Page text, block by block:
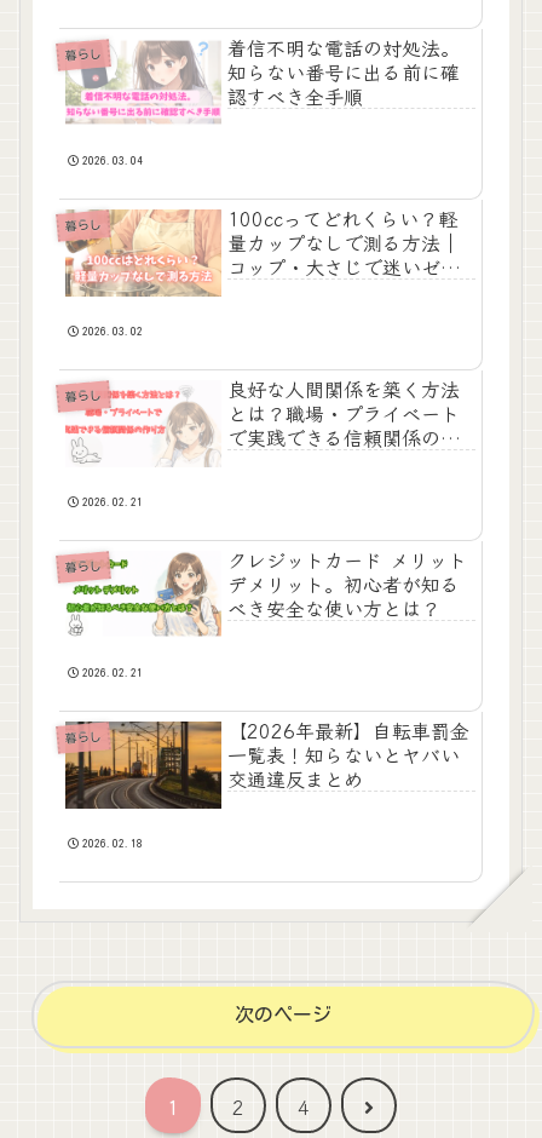
暮らし
着信不明な電話の対処法。
知らない番号に出る前に確
認すべき全手順
2026.03.04
暮らし
100ccってどれくらい？軽
量カップなしで測る方法｜
コップ・大さじで迷いゼロ
2026.03.02
暮らし
良好な人間関係を築く方法
とは？職場・プライベート
で実践できる信頼関係の作
2026.02.21
暮らし
クレジットカード メリット
デメリット。初心者が知る
べき安全な使い方とは？
2026.02.21
暮らし
【2026年最新】自転車罰金
一覧表！知らないとヤバい
交通違反まとめ
2026.02.18
次のページ
1 2 4 次